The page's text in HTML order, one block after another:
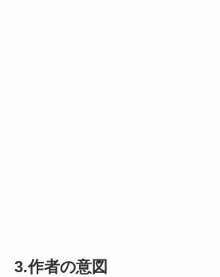
3.作者の意図